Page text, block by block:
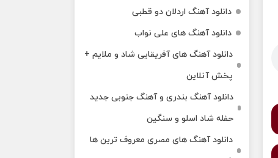
دانلود آهنگ اردلان دو قطبی
دانلود آهنگ های علی نواب
دانلود آهنگ های آفریقایی شاد و ملایم +
پخش آنلاین
دانلود آهنگ بندری و آهنگ جنوبی جدید
حفله شاد اسلو و سنگین
دانلود آهنگ های مصری معروف ترین ها